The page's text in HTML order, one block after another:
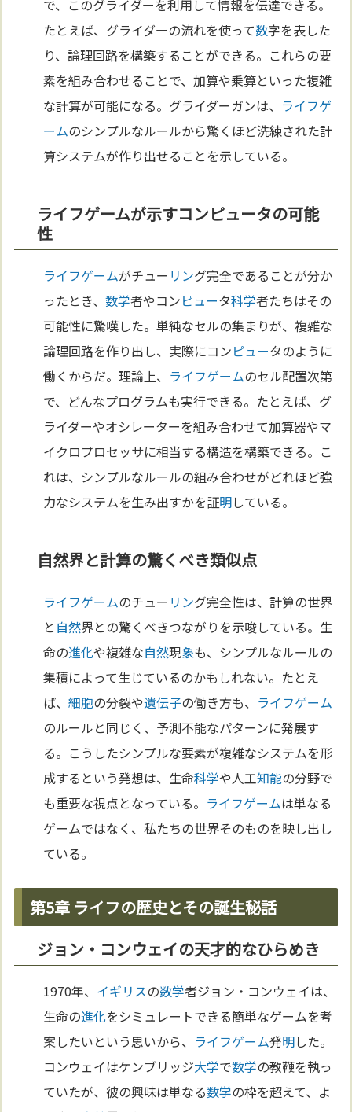
で、このグライダーを利用して情報を伝達できる。
たとえば、グライダーの流れを使って数字を表した
り、論理回路を構築することができる。これらの要
素を組み合わせることで、加算や乗算といった複雑
な計算が可能になる。グライダーガンは、 ライフゲ
ームのシンプルなルールから驚くほど洗練された計
算システムが作り出せることを示している。
ライフゲームが示すコンピュータの可能
性
ライフゲームがチュー リング完全であることが分か
ったとき、数学者やコンピュータ科学者たちはその
可能性に驚嘆した。単純なセルの集まりが、複雑な
論理回路を作り出し、実際にコンピュータのように
働くからだ。理論上、 ライフゲームのセル配置次第
で、どんなプログラムも実行できる。たとえば、グ
ライダーやオシレーターを組み合わせて加算器やマ
イクロプロセッサに相当する構造を構築できる。こ
れは、シンプルなルールの組み合わせがどれほど強
力なシステムを生み出すかを証明している。
自然界と計算の驚くべき類似点
ライフゲームのチュー リング完全性は、計算の世界
と 自然界との驚くべきつながりを示唆している。生
命の進化や複雑な自然現象も、シンプルなルールの
集積によって生じているのかもしれない。たとえ
ば、細胞の分裂や遺伝子の働き方も、 ライフゲーム
のルールと同じく、予測不能なパターンに発展す
る。こうしたシンプルな要素が複雑なシステムを形
成するという発想は、生命科学や人工知能の分野で
も重要な視点となっている。 ライフゲームは単なる
ゲームではなく、私たちの世界そのものを映し出し
ている。
第5章 ライフの歴史とその誕生秘話
ジョン・コンウェイの天才的なひらめき
1970年、 イギリスの数学者ジョン・コンウェイは、
生命の進化をシミュレートできる簡単なゲームを考
案したいという思いから、 ライフゲーム発明した。
コンウェイはケンブリッジ大学で数学の教鞭を執っ
ていたが、彼の興味は単なる数学の枠を超えて、よ